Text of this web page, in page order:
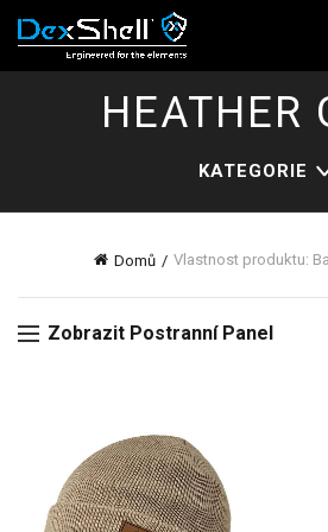
HEATHER
KATEGORIE
Domů Vlastnost produktu:
Zobrazit Postranní Panel